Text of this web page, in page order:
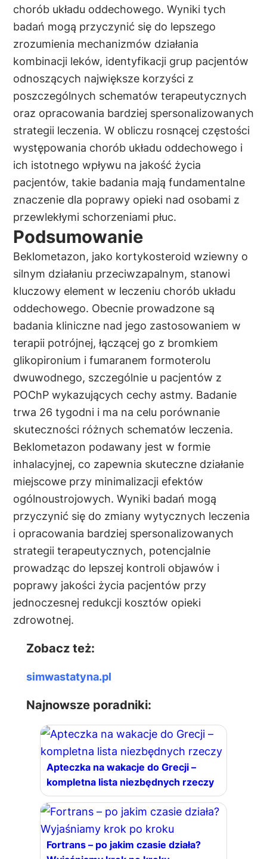
chorób układu oddechowego. Wyniki tych
badań mogą przyczynić się do lepszego
zrozumienia mechanizmów działania
kombinacji leków, identyfikacji grup pacjentów
odnoszących największe korzyści z
poszczególnych schematów terapeutycznych
oraz opracowania bardziej spersonalizowanych
strategii leczenia. W obliczu rosnącej częstości
występowania chorób układu oddechowego i
ich istotnego wpływu na jakość życia
pacjentów, takie badania mają fundamentalne
znaczenie dla poprawy opieki nad osobami z
przewlekłymi schorzeniami płuc.
Podsumowanie
Beklometazon, jako kortykosteroid wziewny o
silnym działaniu przeciwzapalnym, stanowi
kluczowy element w leczeniu chorób układu
oddechowego. Obecnie prowadzone są
badania kliniczne nad jego zastosowaniem w
terapii potrójnej, łączącej go z bromkiem
glikopironium i fumaranem formoterolu
dwuwodnego, szczególnie u pacjentów z
POChP wykazujących cechy astmy. Badanie
trwa 26 tygodni i ma na celu porównanie
skuteczności różnych schematów leczenia.
Beklometazon podawany jest w formie
inhalacyjnej, co zapewnia skuteczne działanie
miejscowe przy minimalizacji efektów
ogólnoustrojowych. Wyniki badań mogą
przyczynić się do zmiany wytycznych leczenia
i opracowania bardziej spersonalizowanych
strategii terapeutycznych, potencjalnie
prowadząc do lepszej kontroli objawów i
poprawy jakości życia pacjentów przy
jednoczesnej redukcji kosztów opieki
zdrowotnej.
Zobacz też:
simwastatyna.pl
Najnowsze poradniki:
Apteczka na wakacje do Grecji –
kompletna lista niezbędnych rzeczy
Fortrans – po jakim czasie działa?